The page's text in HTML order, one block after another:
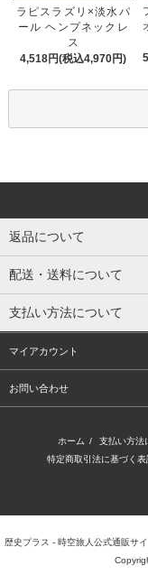
ラピスラズリ×淡水パ
ール ヘンプネックレ
ス
4,518円(税込4,970円)
返品について
配送・送料について
支払い方法について
マイアカウント
お問い合わせ
ホーム / 支払い方法
特定商取引法に基づく表
歴史プラス - 時空旅人公式通販